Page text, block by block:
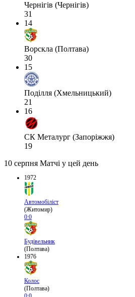
Чернігів (Чернігів)
31
14
Ворскла (Полтава)
30
15
Поділля (Хмельницький)
21
16
СК Металург (Запоріжжя)
19
10 серпня Матчі у цей день
1972
Автомобіліст
(Житомир)
0:0
Будівельник
(Полтава)
1976
Колос
(Полтава)